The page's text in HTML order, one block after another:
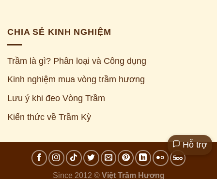
CHIA SẺ KINH NGHIỆM
Trầm là gì? Phân loại và Công dụng
Kinh nghiệm mua vòng trầm hương
Lưu ý khi đeo Vòng Trầm
Kiến thức về Trầm Kỳ
Since 2012 © Việt Trầm Hương
Hỗ trợ